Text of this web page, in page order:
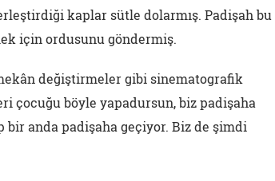
kaplar sütle dolarmış. Padişah bu
için ordusunu göndermiş.
değiştirmeler gibi sinematografik
çocuğu böyle yapadursun, biz padişaha
bir anda padişaha geçiyor. Biz de şimdi